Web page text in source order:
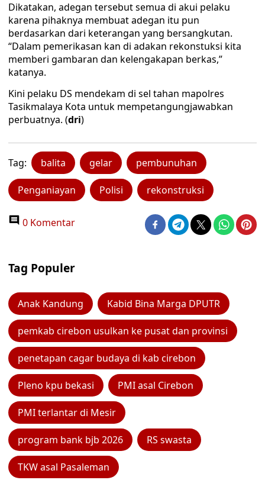
Dikatakan, adegan tersebut semua di akui pelaku
karena pihaknya membuat adegan itu pun
berdasarkan dari keterangan yang bersangkutan.
“Dalam pemerikasan kan di adakan rekonstuksi kita
memberi gambaran dan kelengakapan berkas,”
katanya.
Kini pelaku DS mendekam di sel tahan mapolres
Tasikmalaya Kota untuk mempetangungjawabkan
perbuatnya. (dri)
Tag: balita gelar pembunuhan
Penganiayan Polisi rekonstruksi
0 Komentar
Tag Populer
Anak Kandung Kabid Bina Marga DPUTR
pemkab cirebon usulkan ke pusat dan provinsi
penetapan cagar budaya di kab cirebon
Pleno kpu bekasi PMI asal Cirebon
PMI terlantar di Mesir
program bank bjb 2026 RS swasta
TKW asal Pasaleman